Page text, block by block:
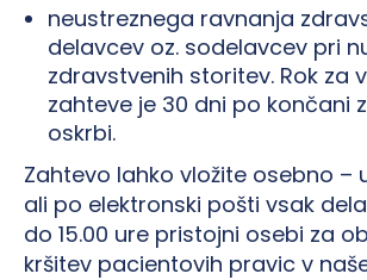
neustreznega ravnanja
delavcev oz. sodelavcev pri
zdravstvenih storitev. Rok za
zahteve je 30 dni po končani
oskrbi.
Zahtevo lahko vložite osebno –
ali po elektronski pošti vsak
do 15.00 ure pristojni osebi za
kršitev pacientovih pravic v